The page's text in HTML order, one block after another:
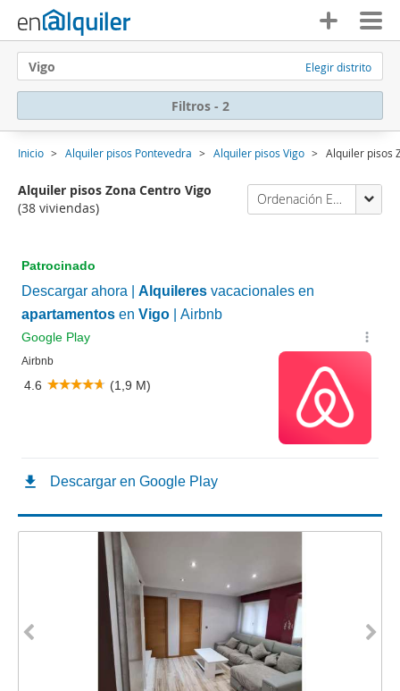
Vigo Elegir distrito
Filtros - 2
Inicio Alquiler pisos Pontevedra Alquiler pisos Vigo Alquiler pisos
Alquiler pisos Zona Centro Vigo
(38 viviendas)
Ordenación Enalquiler